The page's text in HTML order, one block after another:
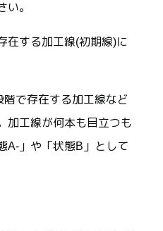
い。
在する加工線(初期線)に
で存在する加工線など
加工線が何本も目立つも
A-」や「状態B」として